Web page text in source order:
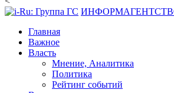
Главная
Важное
Власть
Мнение, Аналитика
Политика
Рейтинг событий